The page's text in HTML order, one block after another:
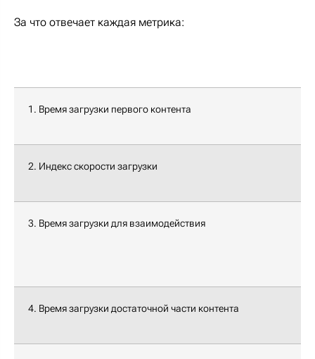
За что отвечает каждая метрика:
1. Время загрузки первого контента
2. Индекс скорости загрузки
3. Время загрузки для взаимодействия
4. Время загрузки достаточной части контента